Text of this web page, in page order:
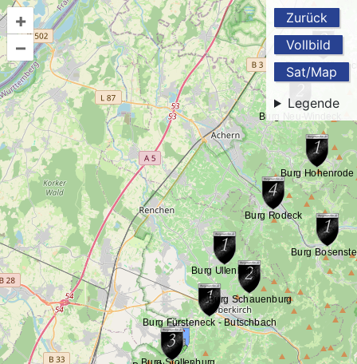
Zurück
Vollbild
Sat/Map
Legende
+
–